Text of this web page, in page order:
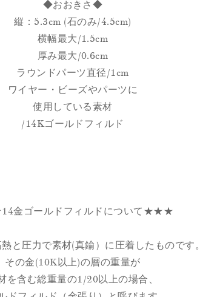
◆おおきさ◆
縦：5.3cm (石のみ/4.5cm)
横幅最大/1.5cm
厚み最大/0.6cm
ラウンドパーツ直径/1cm
ワイヤー・ビーズやパーツに
使用している素材
/14Kゴールドフィルド
金ゴールドフィルドについて★★★
と圧力で素材(真鍮）に圧着したものです。
その金(10K以上)の層の重量が
を含む総重量の1/20以上の場合、